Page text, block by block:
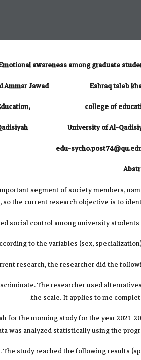
awareness among graduate
Ammar Jawad Eshraq taleb
Education, college of
Qadisiyah University of Al-
edu-
segment of society members,
the current research objective is to
research, the researcher did the
The researcher used
the scale. It applies to me
for the morning study for the year
was analyzed statistically using the